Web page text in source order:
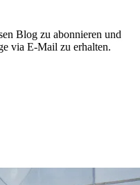
Blog zu abonnieren und
via E-Mail zu erhalten.